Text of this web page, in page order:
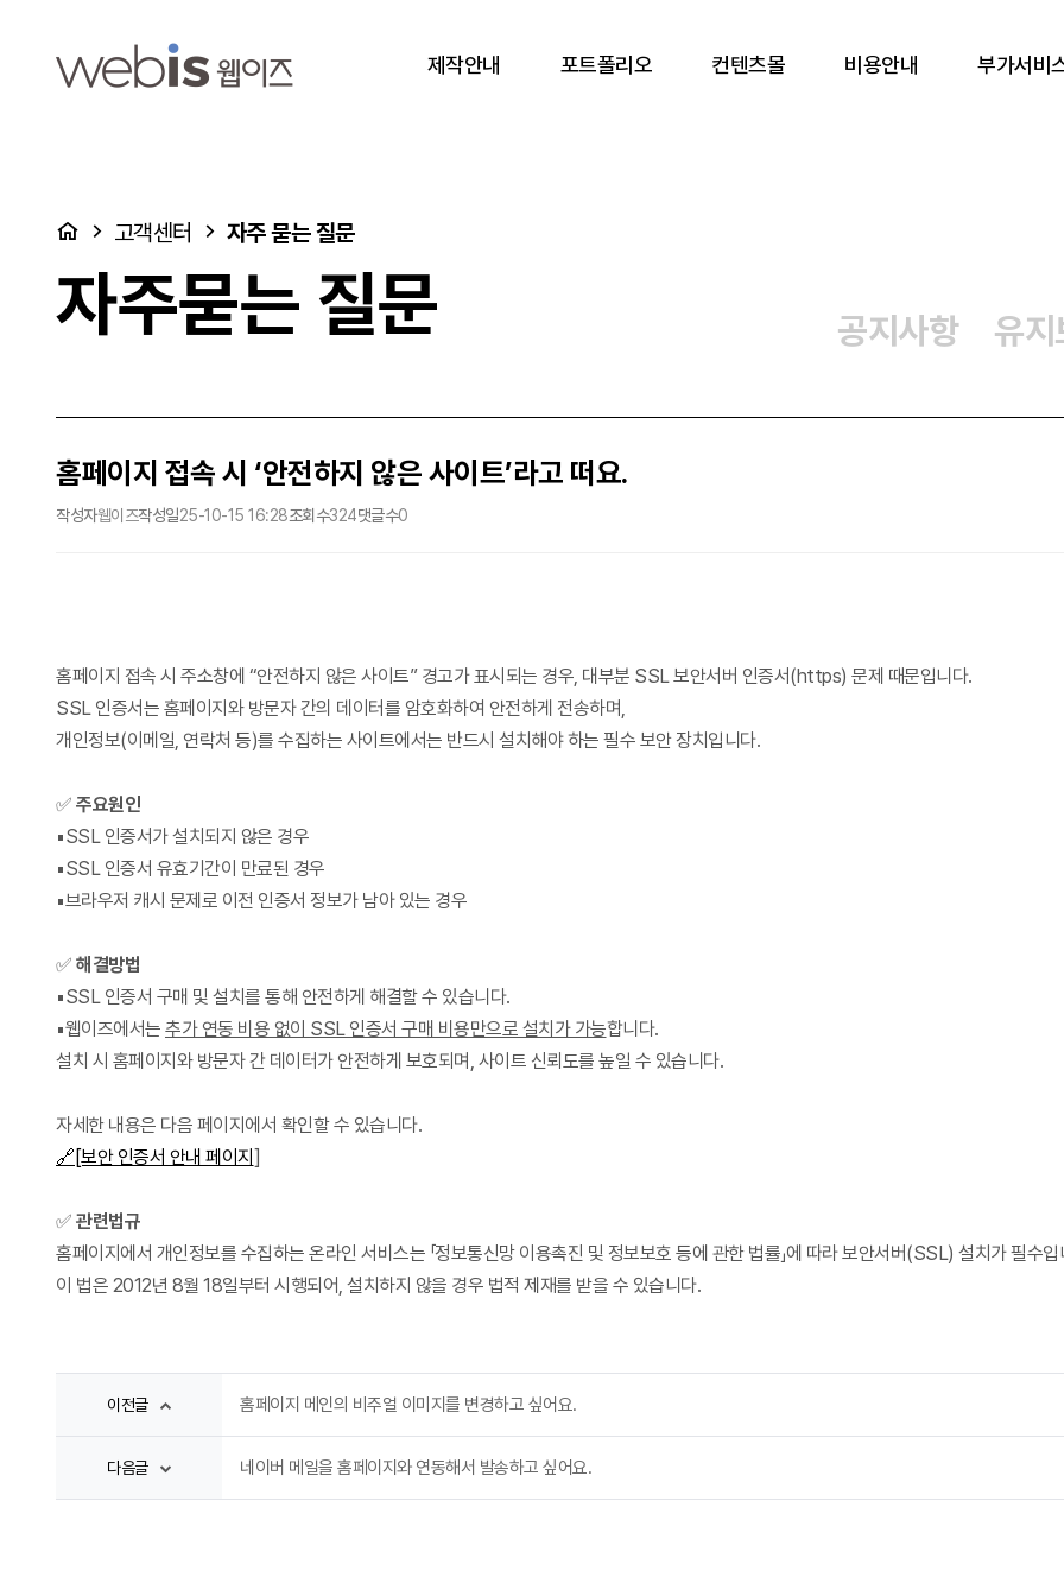
제작안내 포트폴리오 컨텐츠몰 비용안내 부가서비
처음으로
고객센터 자주 묻는 질문
자주묻는 질문 공지사항 유지
홈페이지 접속 시 ‘안전하지 않은 사이트’라고 떠요.
작성자웹이즈작성일25-10-15 16:28조회수324댓글수0
홈페이지 접속 시 주소창에 “안전하지 않은 사이트” 경고가 표시되는 경우, 대부분 SSL 보안서버 인증서(https) 문제 때문입니다.
SSL 인증서는 홈페이지와 방문자 간의 데이터를 암호화하여 안전하게 전송하며,
개인정보(이메일, 연락처 등)를 수집하는 사이트에서는 반드시 설치해야 하는 필수 보안 장치입니다.
✅ 주요원인
▪️SSL 인증서가 설치되지 않은 경우
▪️SSL 인증서 유효기간이 만료된 경우
▪️브라우저 캐시 문제로 이전 인증서 정보가 남아 있는 경우
✅ 해결방법
▪️SSL 인증서 구매 및 설치를 통해 안전하게 해결할 수 있습니다.
▪️웹이즈에서는 추가 연동 비용 없이 SSL 인증서 구매 비용만으로 설치가 가능합니다.
설치 시 홈페이지와 방문자 간 데이터가 안전하게 보호되며, 사이트 신뢰도를 높일 수 있습니다.
자세한 내용은 다음 페이지에서 확인할 수 있습니다.
🔗[보안 인증서 안내 페이지]
✅ 관련법규
홈페이지에서 개인정보를 수집하는 온라인 서비스는 「정보통신망 이용촉진 및 정보보호 등에 관한 법률」에 따라 보안서버(SSL) 설치가 필수입
이 법은 2012년 8월 18일부터 시행되어, 설치하지 않을 경우 법적 제재를 받을 수 있습니다.
이전글 홈페이지 메인의 비주얼 이미지를 변경하고 싶어요.
다음글 네이버 메일을 홈페이지와 연동해서 발송하고 싶어요.